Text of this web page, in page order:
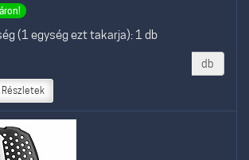
(1 egység ezt takarja): 1 db
db
Részletek